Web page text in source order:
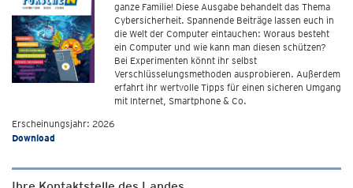
ganze Familie! Diese Ausgabe behandelt das Thema
Cybersicherheit. Spannende Beiträge lassen euch in
die Welt der Computer eintauchen: Woraus besteht
ein Computer und wie kann man diesen schützen?
Bei Experimenten könnt ihr selbst
Verschlüsselungsmethoden ausprobieren. Außerdem
erfahrt ihr wertvolle Tipps für einen sicheren Umgang
mit Internet, Smartphone & Co.
Erscheinungsjahr: 2026
Download